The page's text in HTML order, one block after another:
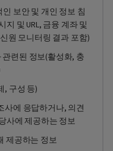
보안 및 개인 정보 침
및 URL, 금융 계좌 및
원 모니터링 결과 포함)
련된 정보(활성화, 충
, 구성 등)
사에 응답하거나, 의견
사에 제공하는 정보
제공하는 정보